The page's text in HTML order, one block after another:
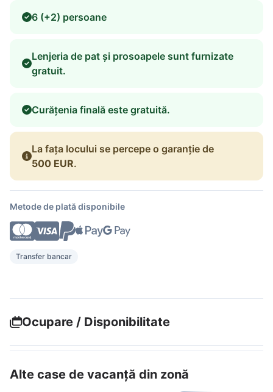
6 (+2) persoane
Lenjeria de pat și prosoapele sunt furnizate
gratuit.
Curățenia finală este gratuită.
La fața locului se percepe o garanție de
500 EUR.
Metode de plată disponibile
Transfer bancar
Ocupare / Disponibilitate
Alte case de vacanță din zonă